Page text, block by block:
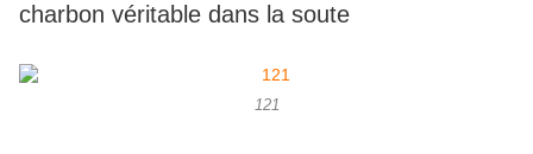
charbon véritable dans la soute
121